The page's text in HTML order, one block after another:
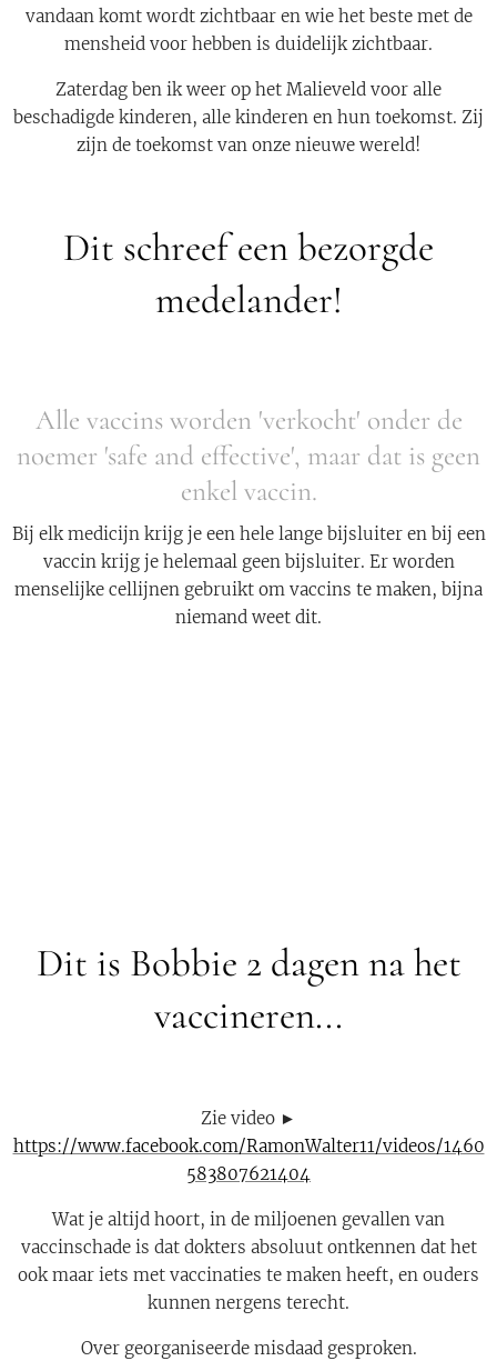
vandaan komt wordt zichtbaar en wie het beste met de
mensheid voor hebben is duidelijk zichtbaar.
Zaterdag ben ik weer op het Malieveld voor alle
beschadigde kinderen, alle kinderen en hun toekomst. Zij
zijn de toekomst van onze nieuwe wereld!
Dit schreef een bezorgde
medelander!
Alle vaccins worden 'verkocht' onder de
noemer 'safe and effective', maar dat is geen
enkel vaccin.
Bij elk medicijn krijg je een hele lange bijsluiter en bij een
vaccin krijg je helemaal geen bijsluiter. Er worden
menselijke cellijnen gebruikt om vaccins te maken, bijna
niemand weet dit.
Dit is Bobbie 2 dagen na het
vaccineren...
Zie video ►
https://www.facebook.com/RamonWalter11/videos/1460
583807621404
Wat je altijd hoort, in de miljoenen gevallen van
vaccinschade is dat dokters absoluut ontkennen dat het
ook maar iets met vaccinaties te maken heeft, en ouders
kunnen nergens terecht.
Over georganiseerde misdaad gesproken.